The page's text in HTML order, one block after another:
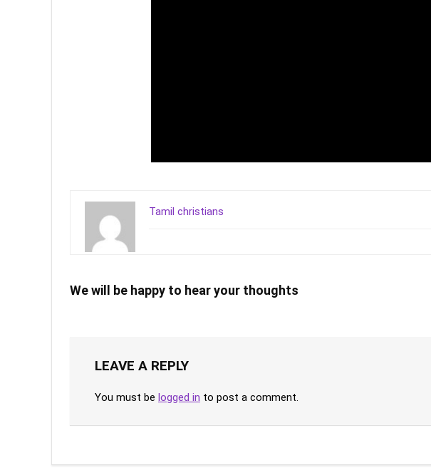
Tamil christians
We will be happy to hear your thoughts
LEAVE A REPLY
You must be logged in to post a comment.